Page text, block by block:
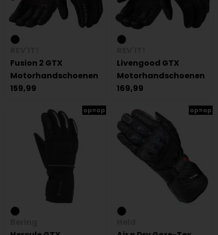
Fusion 2 GTX
Motorhandschoenen
159,99
Livengood GTX
Motorhandschoenen
169,99
op=op op=op